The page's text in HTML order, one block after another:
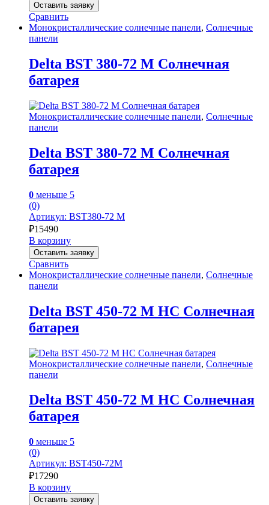
Оставить заявку
Сравнить
Монокристаллические солнечные панели, Солнечные
панели
Delta BST 380-72 M Солнечная
батарея
Монокристаллические солнечные панели, Солнечные
панели
Delta BST 380-72 M Солнечная
батарея
0 меньше 5
(0)
Артикул: BST380-72 M
₽15490
В корзину
Оставить заявку
Сравнить
Монокристаллические солнечные панели, Солнечные
панели
Delta BST 450-72 M HC Солнечная
батарея
Монокристаллические солнечные панели, Солнечные
панели
Delta BST 450-72 M HC Солнечная
батарея
0 меньше 5
(0)
Артикул: BST450-72M
₽17290
В корзину
Оставить заявку